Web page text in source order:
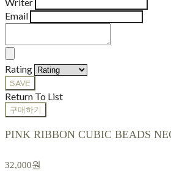
Email
Rating
SAVE
Return To List
구매하기
PINK RIBBON CUBIC BEADS
32,000원